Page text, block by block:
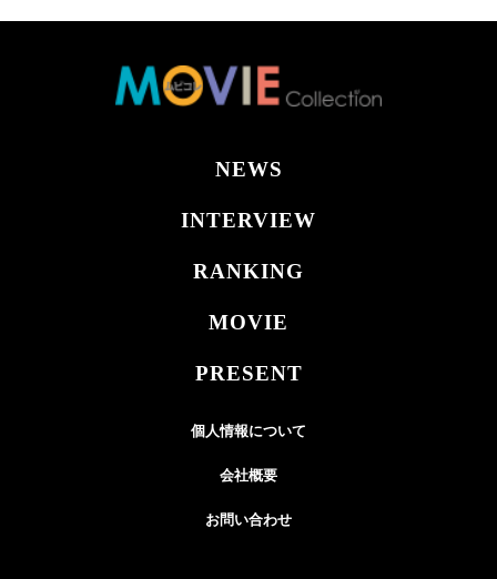
NEWS
INTERVIEW
RANKING
MOVIE
PRESENT
個人情報について
会社概要
お問い合わせ